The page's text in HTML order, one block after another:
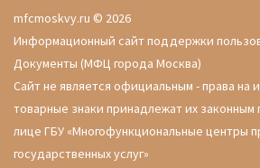
mfcmoskvy.ru © 2026
Информационный сайт поддержки
Документы (МФЦ города Москва)
Сайт не является официальным - права на
товарные знаки принадлежат их законным
лице ГБУ «Многофункциональные центры
государственных услуг»